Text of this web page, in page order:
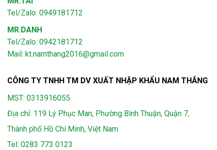
Tel/Zalo: 0949181712
MR.DANH
Tel/Zalo: 0942181712
Mail: kt.namthang2016@gmail.com
CÔNG TY TNHH TM DV XUẤT NHẬP KHẨU NAM THẮNG
MST: 0313916055
Địa chỉ: 119 Lý Phục Man, Phường Bình Thuận, Quận 7,
Thành phố Hồ Chí Minh, Việt Nam
Tel: 0283 773 0123